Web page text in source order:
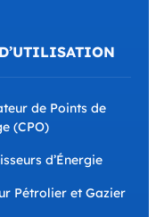
de Points de
(CPO)
d’Énergie
Pétrolier et Gazier